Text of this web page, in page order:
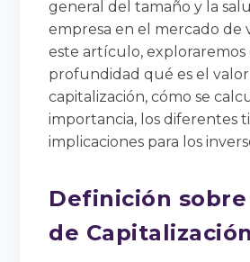
general del tamaño y la
empresa en el mercado de
este artículo, exploraremos
profundidad qué es el
capitalización, cómo se
importancia, los diferentes
implicaciones para los
Definición
de Capitalización